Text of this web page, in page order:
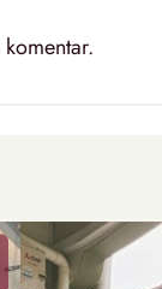
komentar.